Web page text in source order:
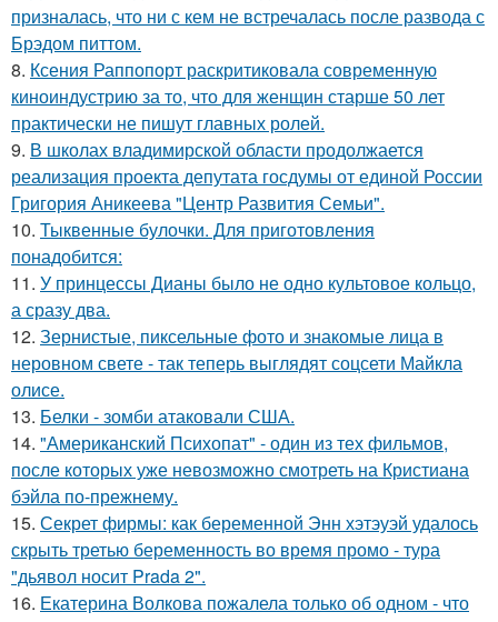
призналась, что ни с кем не встречалась после развода с
Брэдом питтом.
8. Ксения Раппопорт раскритиковала современную
киноиндустрию за то, что для женщин старше 50 лет
практически не пишут главных ролей.
9. В школах владимирской области продолжается
реализация проекта депутата госдумы от единой России
Григория Аникеева "Центр Развития Семьи".
10. Тыквенные булочки. Для приготовления
понадобится:
11. У принцессы Дианы было не одно культовое кольцо,
а сразу два.
12. Зернистые, пиксельные фото и знакомые лица в
неровном свете - так теперь выглядят соцсети Майкла
олисе.
13. Белки - зомби атаковали США.
14. "Американский Психопат" - один из тех фильмов,
после которых уже невозможно смотреть на Кристиана
бэйла по-прежнему.
15. Секрет фирмы: как беременной Энн хэтэуэй удалось
скрыть третью беременность во время промо - тура
"дьявол носит Prada 2".
16. Екатерина Волкова пожалела только об одном - что